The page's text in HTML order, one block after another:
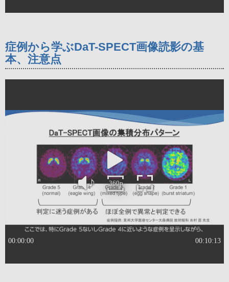
症例から学ぶDaT-SPECT画像読影の基
本、注意点